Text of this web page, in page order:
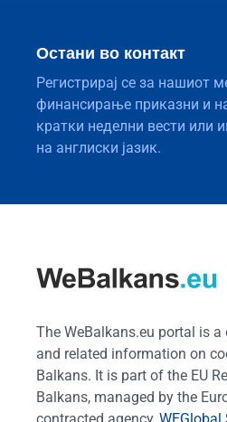
Остани во контакт
Регистрирај се за нашиот
финансирање приказни и
кратки неделни вести или
на англиски јазик.
The WeBalkans.eu portal is
and related information on
Balkans. It is part of the EU
Balkans, managed by the